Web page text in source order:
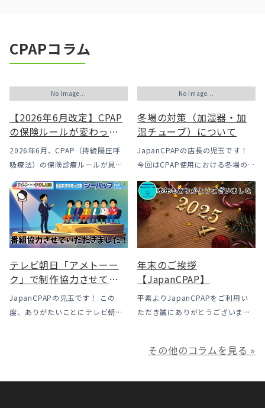
CPAPコラム
No Image...
【2026年6月改定】CPAP
の保険ルールが変わった
｜CPAPが使えなくなるか
も？変更のメリット・デ
う選択肢
2026年6月、CPAP（持続陽圧呼
吸療法）の保険診療ルールが見直
ルは下がった一方で、「続ける」
ための条件はこれまでより厳しく
なっています。この記事では、何
がどう変わったのかを患者様の立
場で […]
No Image...
冬場の対策（加湿器・加
温チューブ）について
JapanCPAPの店長の児玉です！
今回はCPAP使用における冬場のよ
露」についてのお話をさせて頂き
ます。 我々の拠点の北陸はCPAP
使用時に「乾燥・寒さ・結露」が
起こりやすい地域です、その […]
テレビ朝日「アメトーー
ク」で制作協力させてい
ただきました
JapanCPAPの児玉です！ この
度、ありがたいことにテレビ朝日
ク様は長い歴史があり、私も大
年末のご挨拶
【JapanCPAP】
平素よりJapanCPAPをご利用い
ただき誠にありがとうございま
利用いただき本当にありがとうご
満足いただけるサービスを提供さ
その他のコラムを見る »